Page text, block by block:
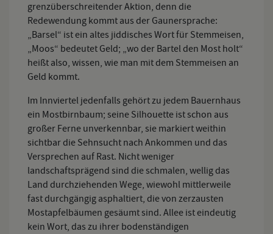
grenzüberschreitender Aktion, denn die
Redewendung kommt aus der Gaunersprache:
„Barsel“ ist ein altes jiddisches Wort für Stemmeisen,
„Moos“ bedeutet Geld; „wo der Bartel den Most holt“
heißt also, wissen, wie man mit dem Stemmeisen an
Geld kommt.
Im Innviertel jedenfalls gehört zu jedem Bauernhaus
ein Mostbirnbaum; seine Silhouette ist schon aus
großer Ferne unverkennbar, sie markiert weithin
sichtbar die Sehnsucht nach Ankommen und das
Versprechen auf Rast. Nicht weniger
landschaftsprägend sind die schmalen, wellig das
Land durchziehenden Wege, wiewohl mittlerweile
fast durchgängig asphaltiert, die von zerzausten
Mostapfelbäumen gesäumt sind. Allee ist eindeutig
kein Wort, das zu ihrer bodenständigen